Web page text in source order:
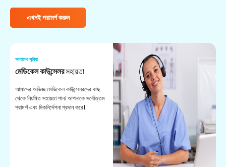
এখনই পরামর্শ করুন
আমাদের সুবিধা
মেডিকেল কাউন্সেলরসহায়তা
আমাদের অভিজ্ঞ মেডিকেল কাউন্সেলরদের কাছ
থেকে নিয়মিত সহায়তা পান। আপনাকে সর্বোত্তম
পরামর্শ এবং দিকনির্দেশনা প্রদান করে।